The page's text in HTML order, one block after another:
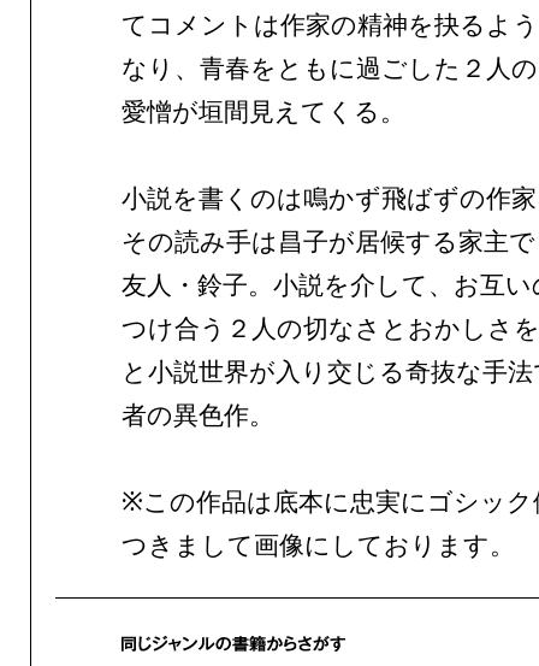
てコメントは作家の精神を抉るよ
なり、青春をともに過ごした２人
愛憎が垣間見えてくる。
小説を書くのは鳴かず飛ばずの作
その読み手は昌子が居候する家主
友人・鈴子。小説を介して、お互
つけ合う２人の切なさとおかしさ
と小説世界が入り交じる奇抜な手
者の異色作。
※この作品は底本に忠実にゴシック
つきまして画像にしております。